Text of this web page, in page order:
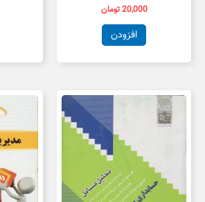
20,000تومان
افزودن